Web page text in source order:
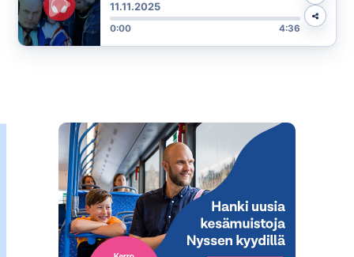
11.11.2025
0:00 4:36